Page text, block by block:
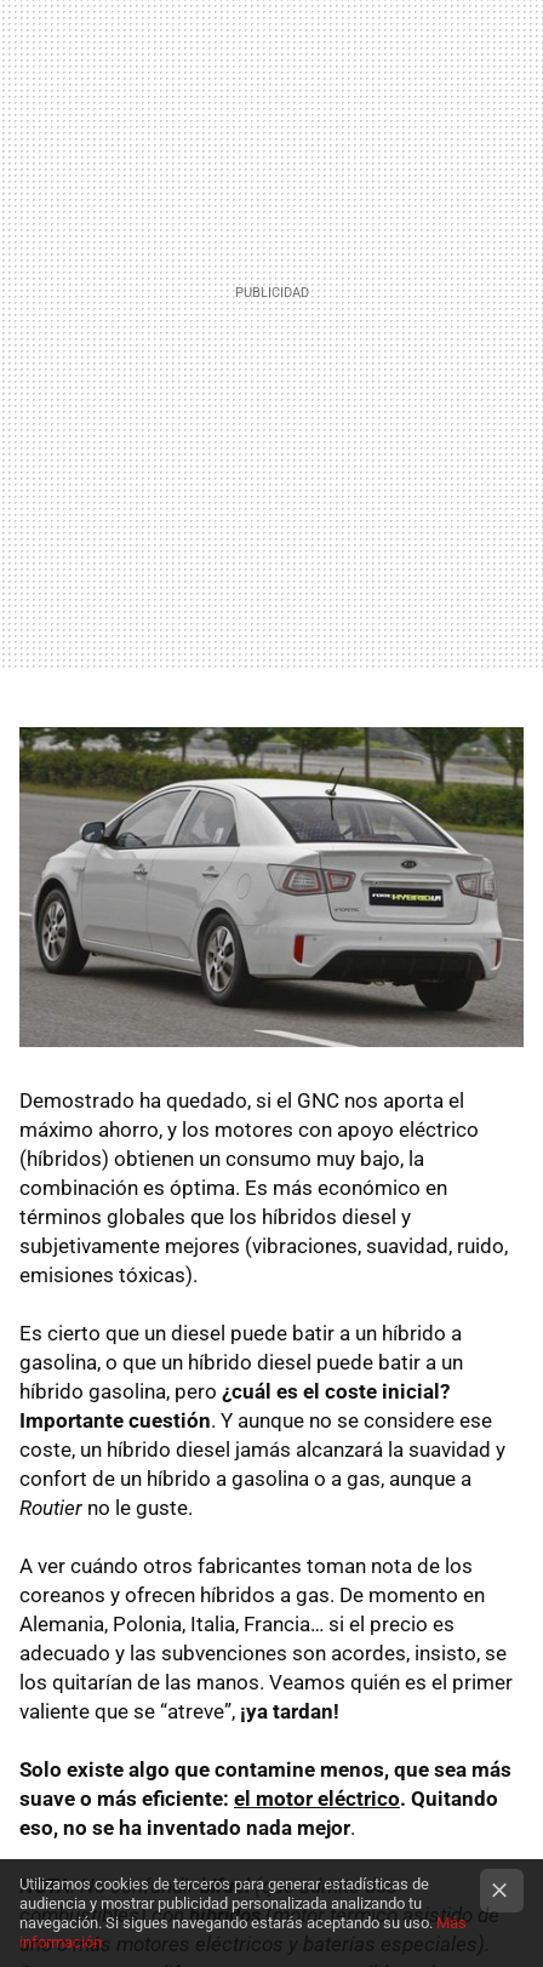
Demostrado ha quedado, si el GNC nos aporta el
máximo ahorro, y los motores con apoyo eléctrico
(híbridos) obtienen un consumo muy bajo, la
combinación es óptima. Es más económico en
términos globales que los híbridos diesel y
subjetivamente mejores (vibraciones, suavidad, ruido,
emisiones tóxicas).
Es cierto que un diesel puede batir a un híbrido a
gasolina, o que un híbrido diesel puede batir a un
híbrido gasolina, pero ¿cuál es el coste inicial?
Importante cuestión. Y aunque no se considere ese
coste, un híbrido diesel jamás alcanzará la suavidad y
confort de un híbrido a gasolina o a gas, aunque a
Routier no le guste.
A ver cuándo otros fabricantes toman nota de los
coreanos y ofrecen híbridos a gas. De momento en
Alemania, Polonia, Italia, Francia… si el precio es
adecuado y las subvenciones son acordes, insisto, se
los quitarían de las manos. Veamos quién es el primer
valiente que se “atreve”, ¡ya tardan!
Solo existe algo que contamine menos, que sea más
suave o más eficiente: el motor eléctrico. Quitando
eso, no se ha inventado nada mejor.
NOTA: No confundirbifuel(que admite dos
combustibles) conhíbridos(motor térmico asistido de
uno o más motores eléctricos y baterías especiales).
Utilizamos cookies de terceros para generar estadísticas de
audiencia y mostrar publicidad personalizada analizando tu
navegación. Si sigues navegando estarás aceptando su uso.Más
información